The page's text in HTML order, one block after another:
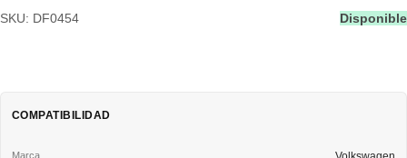
SKU: DF0454 Disponible
COMPATIBILIDAD